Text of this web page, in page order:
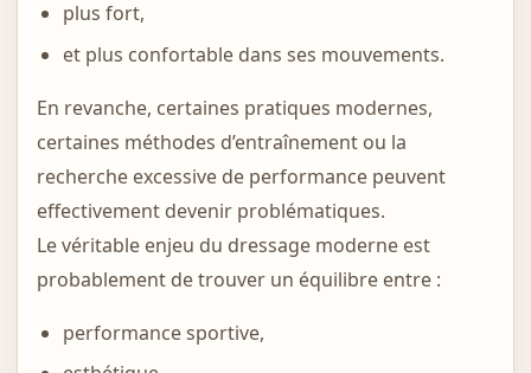
plus fort,
et plus confortable dans ses mouvements.
En revanche, certaines pratiques modernes,
certaines méthodes d’entraînement ou la
recherche excessive de performance peuvent
effectivement devenir problématiques.
Le véritable enjeu du dressage moderne est
probablement de trouver un équilibre entre :
performance sportive,